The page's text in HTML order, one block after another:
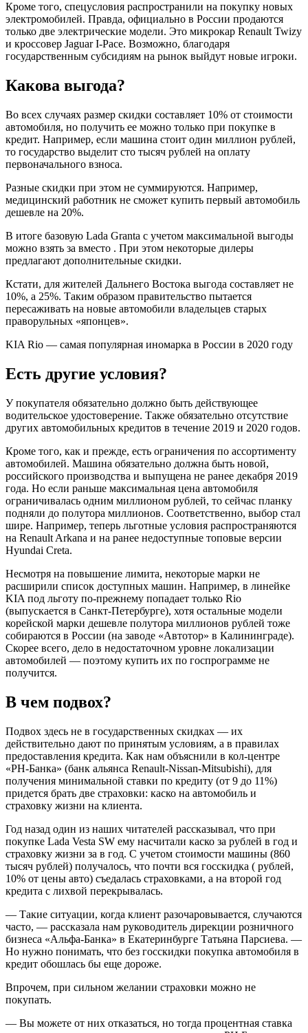
Кроме того, спецусловия распространили на покупку новых
электромобилей. Правда, официально в России продаются
только две электрические модели. Это микрокар Renault Twizy
и кроссовер Jaguar I-Pace. Возможно, благодаря
государственным субсидиям на рынок выйдут новые игроки.
Какова выгода?
Во всех случаях размер скидки составляет 10% от стоимости
автомобиля, но получить ее можно только при покупке в
кредит. Например, если машина стоит один миллион рублей,
то государство выделит сто тысяч рублей на оплату
первоначального взноса.
Разные скидки при этом не суммируются. Например,
медицинский работник не сможет купить первый автомобиль
дешевле на 20%.
В итоге базовую Lada Granta с учетом максимальной выгоды
можно взять за вместо . При этом некоторые дилеры
предлагают дополнительные скидки.
Кстати, для жителей Дальнего Востока выгода составляет не
10%, а 25%. Таким образом правительство пытается
пересаживать на новые автомобили владельцев старых
праворульных «японцев».
KIA Rio — самая популярная иномарка в России в 2020 году
Есть другие условия?
У покупателя обязательно должно быть действующее
водительское удостоверение. Также обязательно отсутствие
других автомобильных кредитов в течение 2019 и 2020 годов.
Кроме того, как и прежде, есть ограничения по ассортименту
автомобилей. Машина обязательно должна быть новой,
российского производства и выпущена не ранее декабря 2019
года. Но если раньше максимальная цена автомобиля
ограничивалась одним миллионом рублей, то сейчас планку
подняли до полутора миллионов. Соответственно, выбор стал
шире. Например, теперь льготные условия распространяются
на Renault Arkana и на ранее недоступные топовые версии
Hyundai Creta.
Несмотря на повышение лимита, некоторые марки не
расширили список доступных машин. Например, в линейке
KIA под льготу по-прежнему попадает только Rio
(выпускается в Санкт-Петербурге), хотя остальные модели
корейской марки дешевле полутора миллионов рублей тоже
собираются в России (на заводе «Автотор» в Калининграде).
Скорее всего, дело в недостаточном уровне локализации
автомобилей — поэтому купить их по госпрограмме не
получится.
В чем подвох?
Подвох здесь не в государственных скидках — их
действительно дают по принятым условиям, а в правилах
предоставления кредита. Как нам объяснили в кол-центре
«РН-Банка» (банк альянса Renault-Nissan-Mitsubishi), для
получения минимальной ставки по кредиту (от 9 до 11%)
придется брать две страховки: каско на автомобиль и
страховку жизни на клиента.
Год назад один из наших читателей рассказывал, что при
покупке Lada Vesta SW ему насчитали каско за рублей в год и
страховку жизни за в год. С учетом стоимости машины (860
тысяч рублей) получалось, что почти вся госскидка ( рублей,
10% от цены авто) съедалась страховками, а на второй год
кредита с лихвой перекрывалась.
— Такие ситуации, когда клиент разочаровывается, случаются
часто, — рассказала нам руководитель дирекции розничного
бизнеса «Альфа-Банка» в Екатеринбурге Татьяна Парсиева. —
Но нужно понимать, что без госскидки покупка автомобиля в
кредит обошлась бы еще дороже.
Впрочем, при сильном желании страховки можно не
покупать.
— Вы можете от них отказаться, но тогда процентная ставка